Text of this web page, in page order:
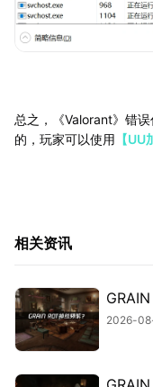
总之，《Valorant》错
的，玩家可以使用 【UU
相关资讯
2026-